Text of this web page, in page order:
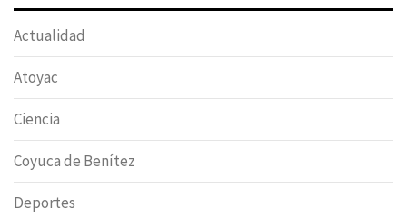
Actualidad
Atoyac
Ciencia
Coyuca de Benítez
Deportes